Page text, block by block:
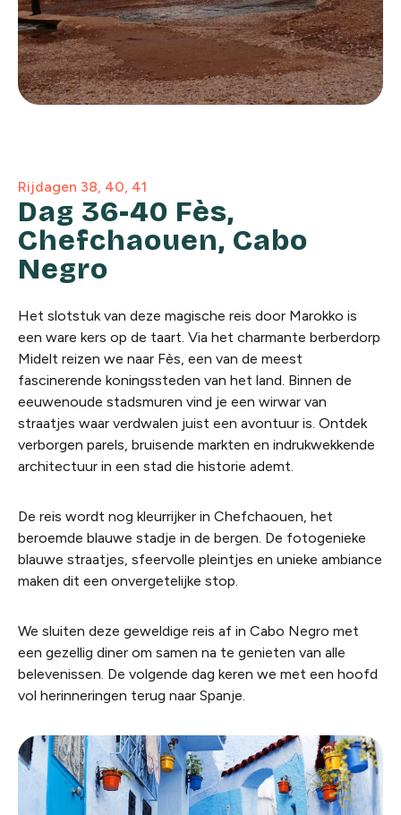
Rijdagen 38, 40, 41
Dag 36-40 Fès,
Chefchaouen, Cabo
Negro
Het slotstuk van deze magische reis door Marokko is
een ware kers op de taart. Via het charmante berberdorp
Midelt reizen we naar Fès, een van de meest
fascinerende koningssteden van het land. Binnen de
eeuwenoude stadsmuren vind je een wirwar van
straatjes waar verdwalen juist een avontuur is. Ontdek
verborgen parels, bruisende markten en indrukwekkende
architectuur in een stad die historie ademt.
De reis wordt nog kleurrijker in Chefchaouen, het
beroemde blauwe stadje in de bergen. De fotogenieke
blauwe straatjes, sfeervolle pleintjes en unieke ambiance
maken dit een onvergetelijke stop.
We sluiten deze geweldige reis af in Cabo Negro met
een gezellig diner om samen na te genieten van alle
belevenissen. De volgende dag keren we met een hoofd
vol herinneringen terug naar Spanje.